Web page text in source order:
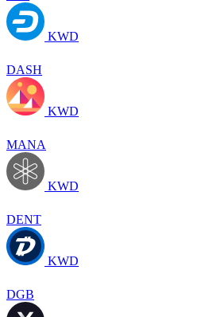
KWD
DASH
KWD
MANA
KWD
DENT
KWD
DGB